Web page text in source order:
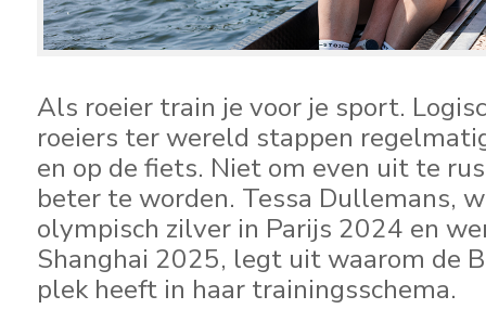
Als roeier train je voor je sport.
roeiers ter wereld stappen
en op de fiets. Niet om even uit te
beter te worden. Tessa Dullemans,
olympisch zilver in Parijs 2024 en
Shanghai 2025, legt uit waarom de
plek heeft in haar trainingsschema.